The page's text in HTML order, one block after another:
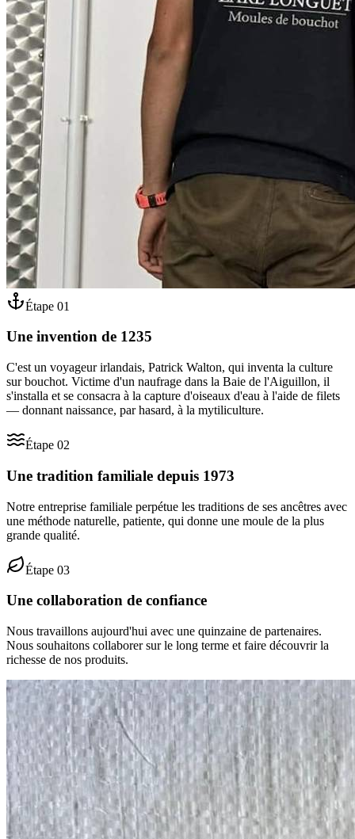
Étape 01
Une invention de 1235
C'est un voyageur irlandais, Patrick Walton, qui inventa la culture
sur bouchot. Victime d'un naufrage dans la Baie de l'Aiguillon, il
s'installa et se consacra à la capture d'oiseaux d'eau à l'aide de filets
— donnant naissance, par hasard, à la mytiliculture.
Étape 02
Une tradition familiale depuis 1973
Notre entreprise familiale perpétue les traditions de ses ancêtres avec
une méthode naturelle, patiente, qui donne une moule de la plus
grande qualité.
Étape 03
Une collaboration de confiance
Nous travaillons aujourd'hui avec une quinzaine de partenaires.
Nous souhaitons collaborer sur le long terme et faire découvrir la
richesse de nos produits.